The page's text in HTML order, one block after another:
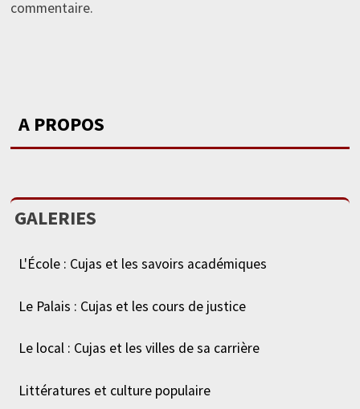
commentaire.
A PROPOS
GALERIES
L'École : Cujas et les savoirs académiques
Le Palais : Cujas et les cours de justice
Le local : Cujas et les villes de sa carrière
Littératures et culture populaire